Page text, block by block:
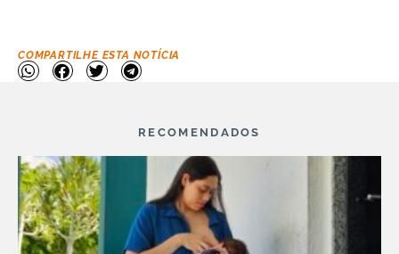
COMPARTILHE ESTA NOTÍCIA
RECOMENDADOS